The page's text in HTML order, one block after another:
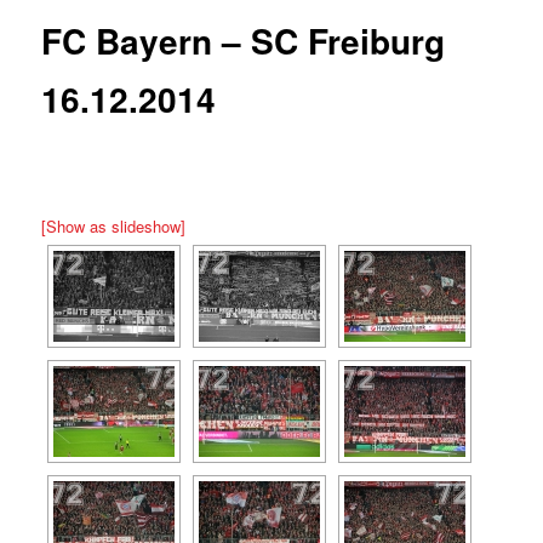
FC Bayern – SC Freiburg
16.12.2014
[Show as slideshow]